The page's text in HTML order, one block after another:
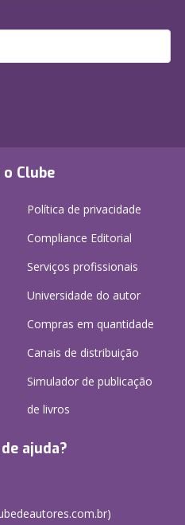
o Clube
Política de privacidade
Compliance Editorial
Serviços profissionais
Universidade do autor
Compras em quantidade
Canais de distribuição
Simulador de publicação
de livros
ajuda?